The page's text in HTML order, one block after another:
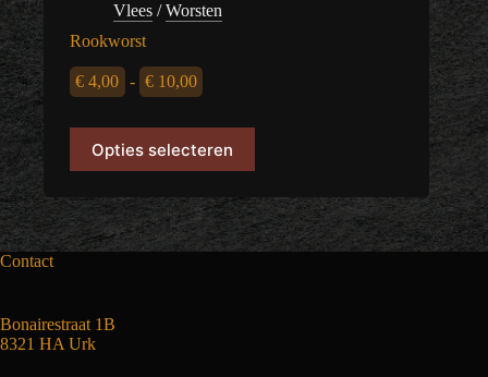
Vlees /Worsten
Rookworst
€ 4,00 - €10,00
tot
€ 10,00
Opties selecteren
product
heeft
meerdere
variaties.
Deze
optie
op
de
Contact
Bonairestraat 1B
8321 HA Urk